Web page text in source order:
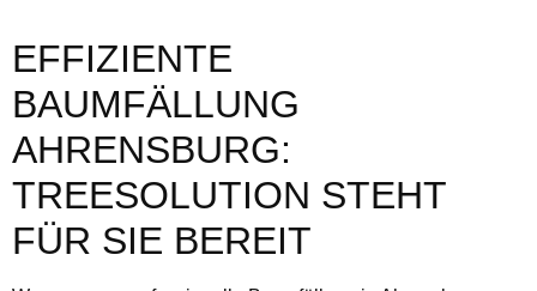
EFFIZIENTE
BAUMFÄLLUNG
AHRENSBURG:
TREESOLUTION STEHT
FÜR SIE BEREIT